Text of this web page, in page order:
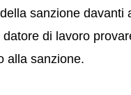
sanzione
datore di lavoro
alla sanzione.